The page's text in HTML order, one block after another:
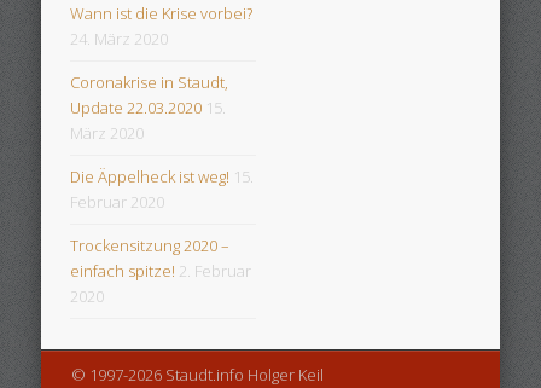
Wann ist die Krise vorbei?
24. März 2020
Coronakrise in Staudt,
Update 22.03.2020 15.
März 2020
Die Äppelheck ist weg! 15.
Februar 2020
Trockensitzung 2020 –
einfach spitze! 2. Februar
2020
© 1997-2026 Staudt.info Holger Keil